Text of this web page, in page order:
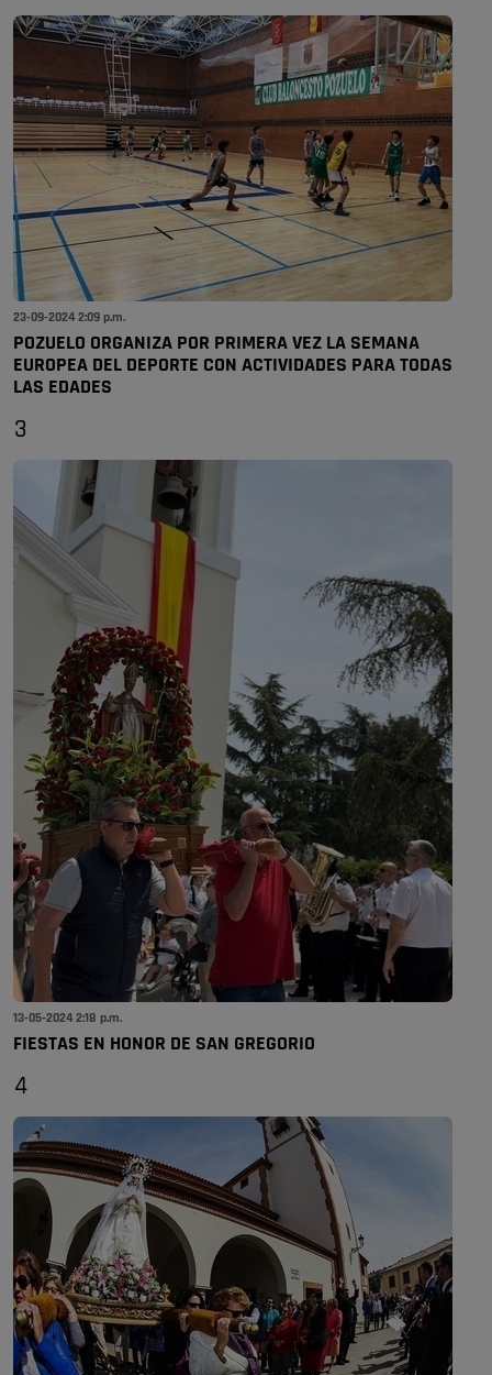
23-09-2024 2:09 p.m.
POZUELO ORGANIZA POR PRIMERA VEZ LA SEMANA
EUROPEA DEL DEPORTE CON ACTIVIDADES PARA TODAS
LAS EDADES
3
13-05-2024 2:18 p.m.
FIESTAS EN HONOR DE SAN GREGORIO
4